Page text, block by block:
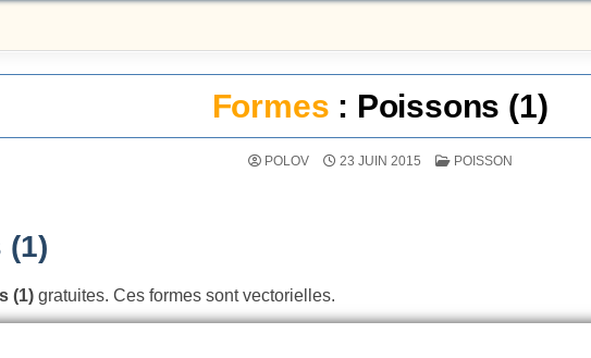
Formes : Poissons (1)
POLOV 23 JUIN 2015 POSTÉ DANS
POISSON
(1)
(1) gratuites. Ces formes sont vectorielles.